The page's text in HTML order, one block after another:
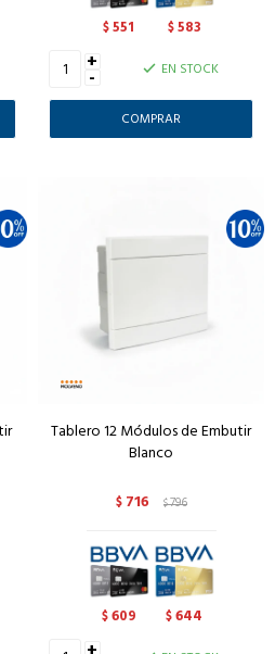
$551 $583
+
- EN STOCK
Tablero 12 Módulos de Embutir
Blanco
$ 716 $796
$609 $644